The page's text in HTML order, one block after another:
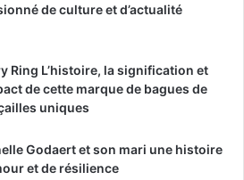
de culture et d’actualité
Ring L’histoire, la signification et
de cette marque de bagues de
uniques
Godaert et son mari une histoire
et de résilience